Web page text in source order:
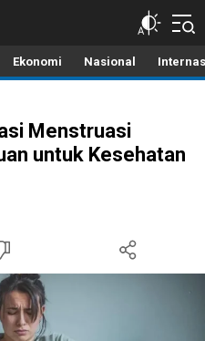
Ekonomi Nasional
Menstruasi
untuk Kesehatan